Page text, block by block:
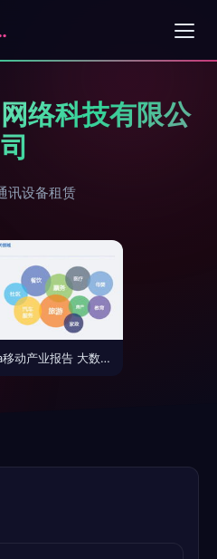
限公司
络科技有限公
司
讯设备租赁
解读TalkingData移动产业报告 大数据如何重塑商业洞察与决策